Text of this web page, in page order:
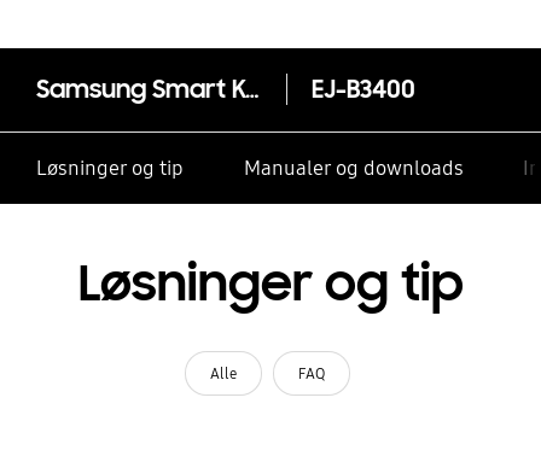
Samsung Smart Keyboard Trio 500 EJ-B3400
Løsninger og tip Manualer og downloads
Løsninger og tip
Alle FAQ